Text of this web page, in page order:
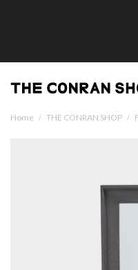
Home / THE CONRAN SHOP /